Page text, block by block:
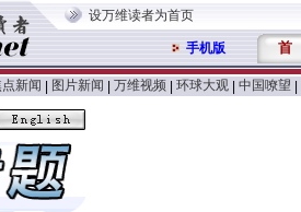
设万维读者为首页
手机版 首
新闻 图片新闻 万维视频 环球大观 中国嘹望